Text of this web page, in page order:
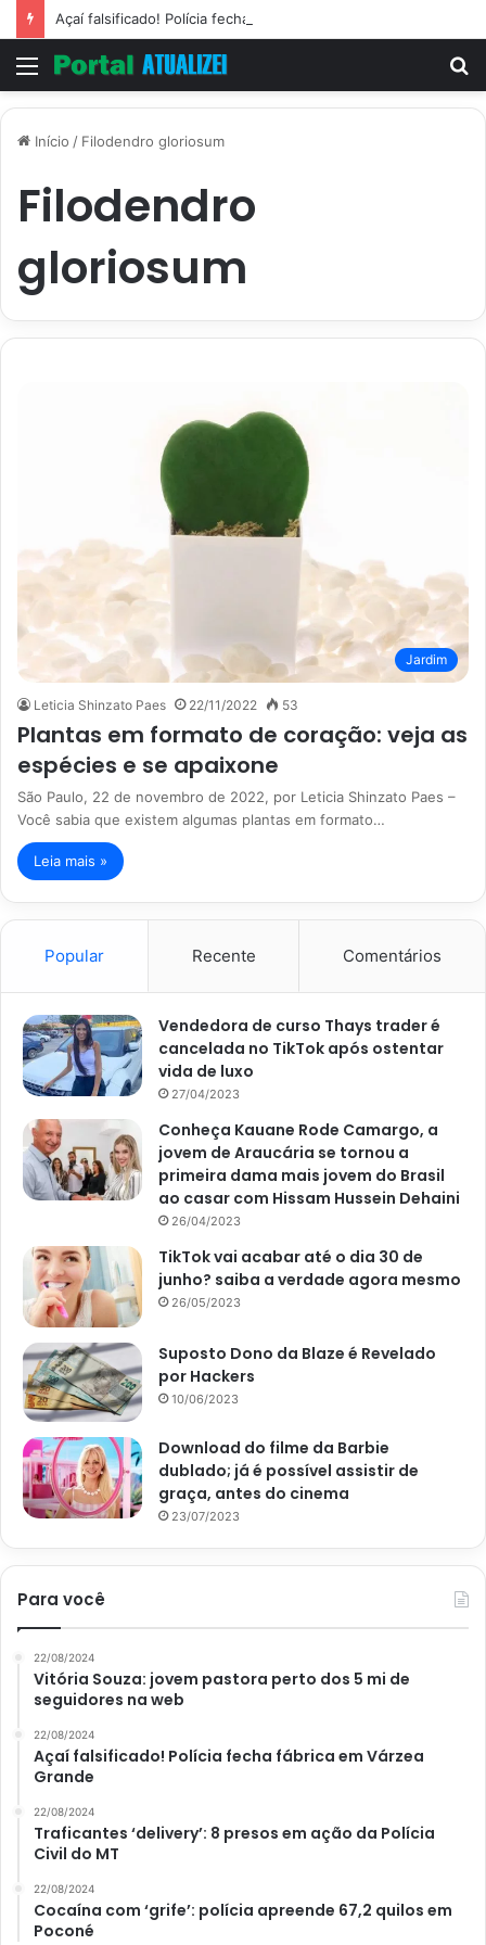
Açaí falsificado! Polícia fecha fábrica em Várzea Grande
Menu
Início / Filodendro gloriosum
Filodendro
gloriosum
Jardim
Leticia Shinzato Paes 22/11/2022 53
Plantas em formato de coração: veja as
espécies e se apaixone
São Paulo, 22 de novembro de 2022, por Leticia Shinzato Paes –
Você sabia que existem algumas plantas em formato…
Leia mais »
Popular Recente Comentários
Vendedora de curso Thays trader é
cancelada no TikTok após ostentar
vida de luxo
27/04/2023
Conheça Kauane Rode Camargo, a
jovem de Araucária se tornou a
primeira dama mais jovem do Brasil
ao casar com Hissam Hussein Dehaini
26/04/2023
TikTok vai acabar até o dia 30 de
junho? saiba a verdade agora mesmo
26/05/2023
Suposto Dono da Blaze é Revelado
por Hackers
10/06/2023
Download do filme da Barbie
dublado; já é possível assistir de
graça, antes do cinema
23/07/2023
Para você
22/08/2024
Vitória Souza: jovem pastora perto dos 5 mi de
seguidores na web
22/08/2024
Açaí falsificado! Polícia fecha fábrica em Várzea
Grande
22/08/2024
Traficantes ‘delivery’: 8 presos em ação da Polícia
Civil do MT
22/08/2024
Cocaína com ‘grife’: polícia apreende 67,2 quilos em
Poconé